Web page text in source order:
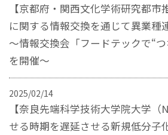
【京都府・関西文化学術研究都
に関する情報交換を通じて異業種
～情報交換会「フードテックで“つ
を開催～
2025/02/14
【奈良先端科学技術大学院大学（
せる時期を遅延させる新規低分子